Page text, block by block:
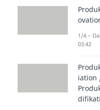
zu
1/4 –
03:42
iation